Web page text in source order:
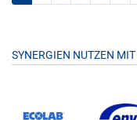
SYNERGIEN NUTZEN